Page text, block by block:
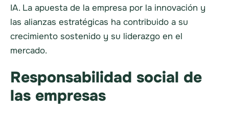
IA. La apuesta de la empresa por la innovación y
las alianzas estratégicas ha contribuido a su
crecimiento sostenido y su liderazgo en el
mercado.
Responsabilidad social de
las empresas